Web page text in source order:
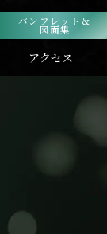
パンフレット＆
図面集
アクセス